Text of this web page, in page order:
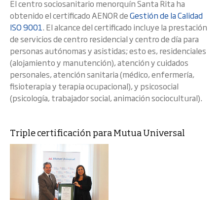
El centro sociosanitario menorquín Santa Rita ha
obtenido el certificado AENOR deGestión de la Calidad
ISO 9001. El alcance del certificado incluye la prestación
de servicios de centro residencial y centro de día para
personas autónomas y asistidas; esto es, residenciales
(alojamiento y manutención), atención y cuidados
personales, atención sanitaria (médico, enfermería,
fisioterapia y terapia ocupacional), y psicosocial
(psicología, trabajador social, animación sociocultural).
Triple certificación para Mutua Universal